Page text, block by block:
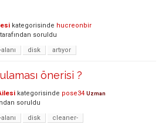
kategorisinde hucreonbir
tarafından soruldu
disk artıyor
önerisi ?
kategorisinde pose34 Uzman
soruldu
disk
cleaner-